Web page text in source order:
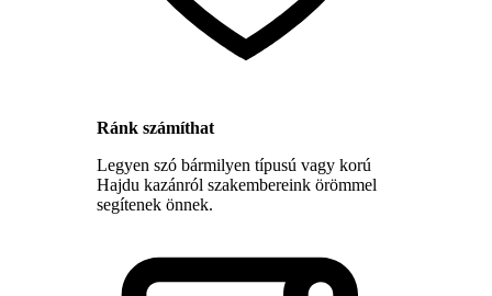
Ránk számíthat
Legyen szó bármilyen típusú vagy korú
Hajdu kazánról szakembereink örömmel
segítenek önnek.